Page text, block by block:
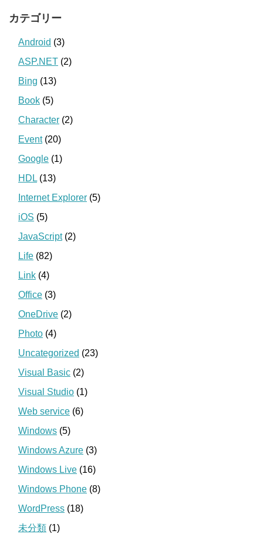
カテゴリー
Android (3)
ASP.NET (2)
Bing (13)
Book (5)
Character (2)
Event(20)
Google (1)
HDL (13)
Internet Explorer (5)
iOS (5)
JavaScript(2)
Life (82)
Link (4)
Office (3)
OneDrive (2)
Photo (4)
Uncategorized (23)
Visual Basic (2)
Visual Studio (1)
Web service (6)
Windows (5)
Windows Azure (3)
Windows Live (16)
Windows Phone (8)
WordPress (18)
未分類 (1)